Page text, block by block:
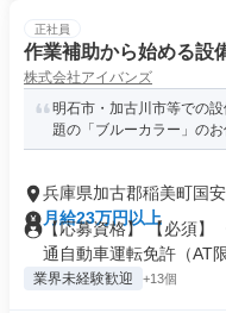
正社員
作業補助から始める設
株式会社アイバンズ
明石市・加古川市等での
題の「ブルーカラー」の
兵庫県加古郡稲美町国安
月給23万円以上
【応募資格】 【必須】
通自動車運転免許（AT限
業界未経験歓迎 +13個